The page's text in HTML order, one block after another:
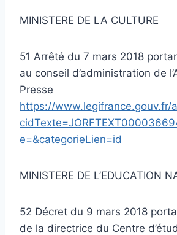
MINISTERE DE LA CULTURE
51 Arrêté du 7 mars 2018
au conseil d’administration de
Presse
https://www.legifrance.gouv.fr/
e=&categorieLien=id
MINISTERE DE L’EDUCATION
52 Décret du 9 mars 2018
de la directrice du Centre